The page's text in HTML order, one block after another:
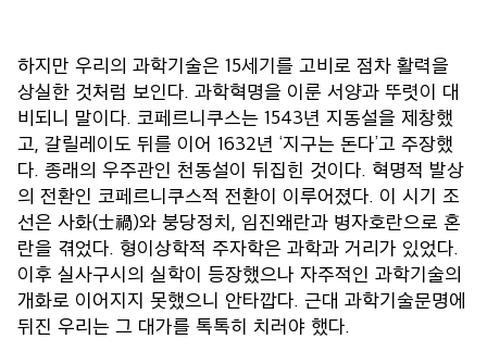
하지만 우리의 과학기술은 15세기를 고비로 점차 활력을
상실한 것처럼 보인다. 과학혁명을 이룬 서양과 뚜렷이 대
비되니 말이다. 코페르니쿠스는 1543년 지동설을 제창했
고, 갈릴레이도 뒤를 이어 1632년 ‘지구는 돈다’고 주장했
다. 종래의 우주관인 천동설이 뒤집힌 것이다. 혁명적 발상
의 전환인 코페르니쿠스적 전환이 이루어졌다. 이 시기 조
선은 사화(士禍)와 붕당정치, 임진왜란과 병자호란으로 혼
란을 겪었다. 형이상학적 주자학은 과학과 거리가 있었다.
이후 실사구시의 실학이 등장했으나 자주적인 과학기술의
개화로 이어지지 못했으니 안타깝다. 근대 과학기술문명에
뒤진 우리는 그 대가를 톡톡히 치러야 했다.